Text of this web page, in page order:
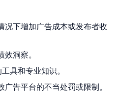
况下增加广告成本或发布者收
洞察。
具和专业知识。
告平台的不当处罚或限制。